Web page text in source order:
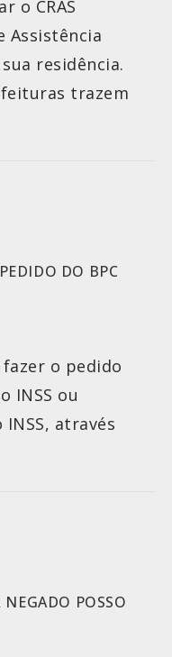
o CRAS
Assistência
residência.
trazem
DO BPC
o pedido
INSS ou
através
POSSO